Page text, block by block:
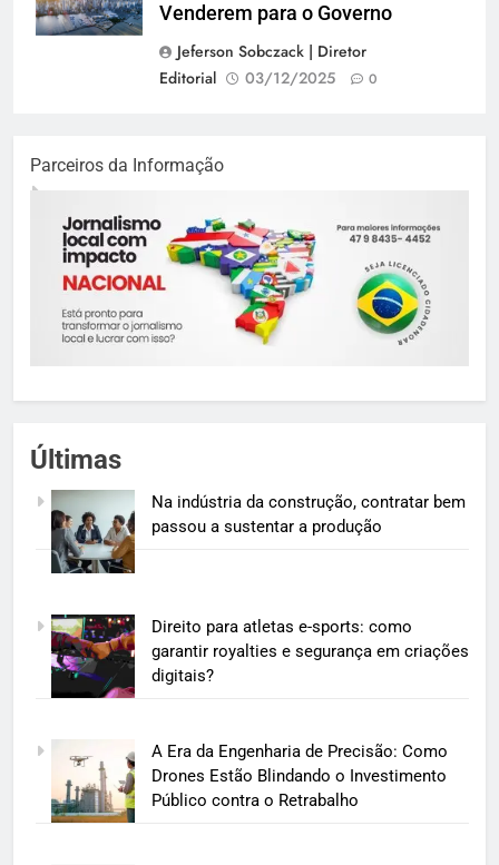
Venderem para o Governo
Jeferson Sobczack | Diretor
Editorial
03/12/2025 0
Parceiros da Informação
Últimas
Na indústria da construção, contratar bem
passou a sustentar a produção
Direito para atletas e-sports: como
garantir royalties e segurança em criações
digitais?
A Era da Engenharia de Precisão: Como
Drones Estão Blindando o Investimento
Público contra o Retrabalho